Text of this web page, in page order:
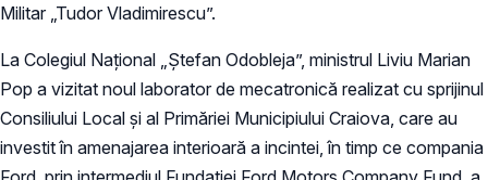
Militar „Tudor Vladimirescu”.
La Colegiul Național „Ștefan Odobleja”, ministrul Liviu Marian
Pop a vizitat noul laborator de mecatronică realizat cu sprijinul
Consiliului Local și al Primăriei Municipiului Craiova, care au
investit în amenajarea interioară a incintei, în timp ce compania